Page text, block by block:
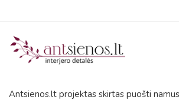
Antsienos.lt projektas skirtas puošti